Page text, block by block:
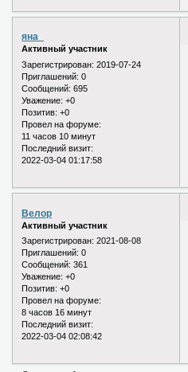
яна_
Активный участник
Зарегистрирован: 2019-07-24
Приглашений: 0
Сообщений: 695
Уважение: +0
Позитив: +0
Провел на форуме:
11 часов 10 минут
Последний визит:
2022-03-04 01:17:58
Велор
Активный участник
Зарегистрирован: 2021-08-08
Приглашений: 0
Сообщений: 361
Уважение: +0
Позитив: +0
Провел на форуме:
8 часов 16 минут
Последний визит:
2022-03-04 02:08:42